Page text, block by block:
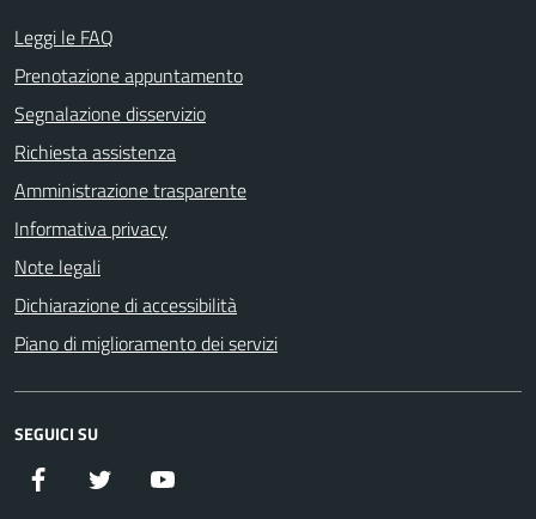
Leggi le FAQ
Prenotazione appuntamento
Segnalazione disservizio
Richiesta assistenza
Amministrazione trasparente
Informativa privacy
Note legali
Dichiarazione di accessibilità
Piano di miglioramento dei servizi
SEGUICI SU
Facebook Twitter